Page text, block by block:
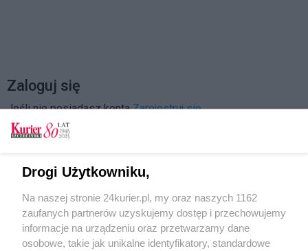
Zaloguj się
Jeśli nie posiadasz kontaZarejestruj się
Drogi Użytkowniku,
Na naszej stronie 24kurier.pl, my oraz naszych 1162
zaufanych partnerów uzyskujemy dostęp i przechowujemy
informacje na urządzeniu oraz przetwarzamy dane
osobowe, takie jak unikalne identyfikatory, standardowe